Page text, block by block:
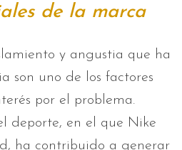
de la marca
y angustia que ha
son uno de los factores
por el problema.
deporte, en el que Nike
ha contribuido a generar